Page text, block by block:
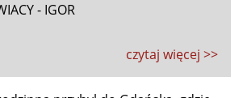
- IGOR
czytaj więcej >>